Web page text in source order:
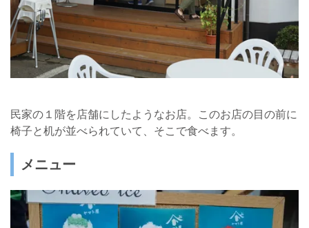
民家の１階を店舗にしたようなお店。このお店の目の前に
椅子と机が並べられていて、そこで食べます。
メニュー